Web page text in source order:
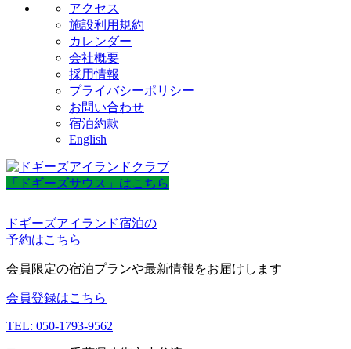
アクセス
施設利用規約
カレンダー
会社概要
採用情報
プライバシーポリシー
お問い合わせ
宿泊約款
English
「ドギーズサウス」はこちら
ドギーズアイランド宿泊の
予約はこちら
会員限定の宿泊プランや最新情報をお届けします
会員登録はこちら
TEL: 050-1793-9562